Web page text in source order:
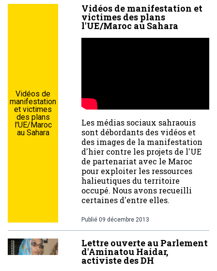
Vidéos de
manifestation
et victimes
des plans
l'UE/Maroc
au Sahara
Vidéos de manifestation et
victimes des plans
l'UE/Maroc au Sahara
Les médias sociaux sahraouis
sont débordants des vidéos et
des images de la manifestation
d'hier contre les projets de l'UE
de partenariat avec le Maroc
pour exploiter les ressources
halieutiques du territoire
occupé. Nous avons recueilli
certaines d'entre elles.
Publié 09 décembre 2013
Lettre ouverte au Parlement
d'Aminatou Haidar,
activiste des DH